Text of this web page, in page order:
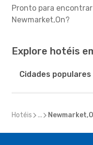
Pronto para
Newmarket,On?
Explore hotéis
Cidades populares
Hotéis ...